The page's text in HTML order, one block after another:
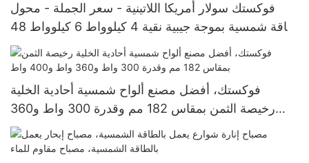
فوكستك سولار أمريكا اللاتينية - سعر الجملة - محول
طاقة شمسية بموجة جيبية نقية 4 كيلوواط 6 كيلوواط 48
فولت 120/240 فولت - محول طاقة شمسية خارج
الشبكة
فوكستك، أفضل مصنع ألواح شمسية أحادية الخلية
رخيصة الثمن بمقاس 182 مم وقدرة 300 واط و360
واط و400 واط